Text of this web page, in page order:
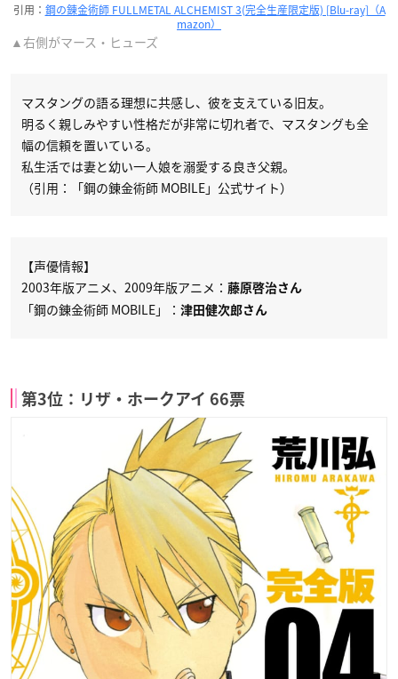
引用： 鋼の錬金術師 FULLMETAL ALCHEMIST 3(完全生産限定版) [Blu-ray]（A
mazon）
▲右側がマース・ヒューズ
マスタングの語る理想に共感し、彼を支えている旧友。
明るく親しみやすい性格だが非常に切れ者で、マスタングも全
幅の信頼を置いている。
私生活では妻と幼い一人娘を溺愛する良き父親。
（引用：「鋼の錬金術師 MOBILE」公式サイト）
【声優情報】
2003年版アニメ、2009年版アニメ： 藤原啓治さん
「鋼の錬金術師 MOBILE」： 津田健次郎さん
第3位：リザ・ホークアイ 66票